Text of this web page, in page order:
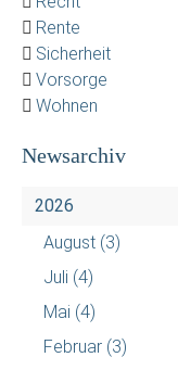
Rente
Sicherheit
Vorsorge
Wohnen
Newsarchiv
2026
August (3)
Juli (4)
Mai (4)
Februar (3)